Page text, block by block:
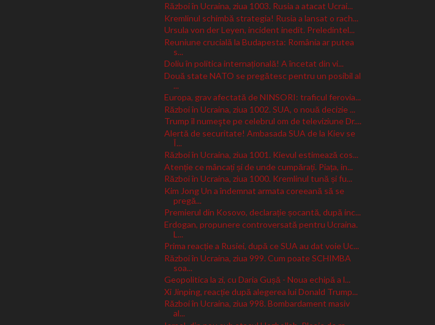
Război în Ucraina, ziua 1003. Rusia a atacat Ucrai...
Kremlinul schimbă strategia! Rusia a lansat o rach...
Ursula von der Leyen, incident inedit. Preledintel...
Reuniune crucială la Budapesta: România ar putea
s...
Doliu în politica internațională! A încetat din vi...
Două state NATO se pregătesc pentru un posibil al
...
Europa, grav afectată de NINSORI: traficul ferovia...
Război în Ucraina, ziua 1002. SUA, o nouă decizie ...
Trump îl numeşte pe celebrul om de televiziune Dr....
Alertă de securitate! Ambasada SUA de la Kiev se
Î...
Război în Ucraina, ziua 1001. Kievul estimează cos...
Atenție ce mâncați și de unde cumpărați. Piața, in...
Război în Ucraina, ziua 1000. Kremlinul tună și fu...
Kim Jong Un a îndemnat armata coreeană să se
pregă...
Premierul din Kosovo, declarație șocantă, după inc...
Erdogan, propunere controversată pentru Ucraina.
L...
Prima reacție a Rusiei, după ce SUA au dat voie Uc...
Război în Ucraina, ziua 999. Cum poate SCHIMBA
soa...
Geopolitica la zi, cu Daria Gușă - Noua echipă a l...
Xi Jinping, reacție după alegerea lui Donald Trump...
Război în Ucraina, ziua 998. Bombardament masiv
al...